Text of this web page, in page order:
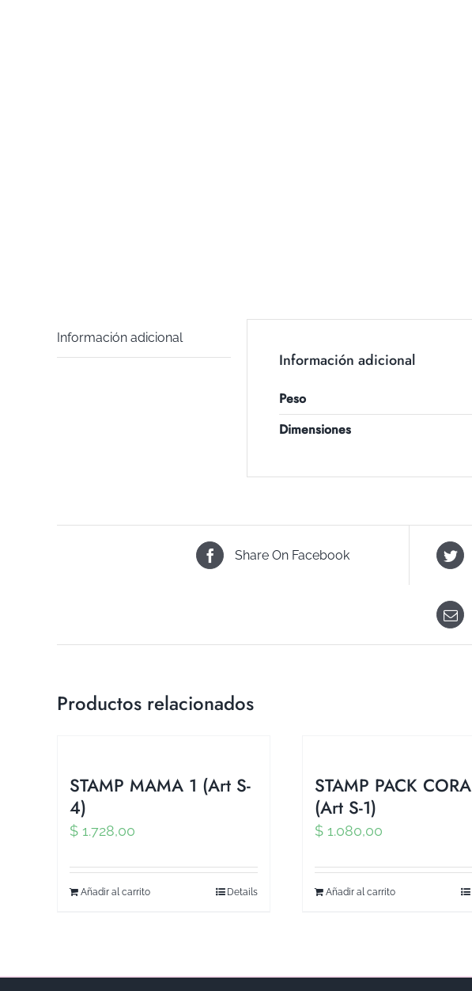
Información adicional
Información adicional
Peso
Dimensiones
Share On Facebook
Productos relacionados
STAMP MAMA 1 (Art S-
4)
$ 1.728,00
Añadir al carrito Details
STAMP PACK CORA
(Art S-1)
$ 1.080,00
Añadir al carrito